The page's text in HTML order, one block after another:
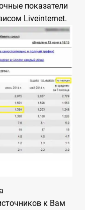
показатели
Liveinternet.
к Вам